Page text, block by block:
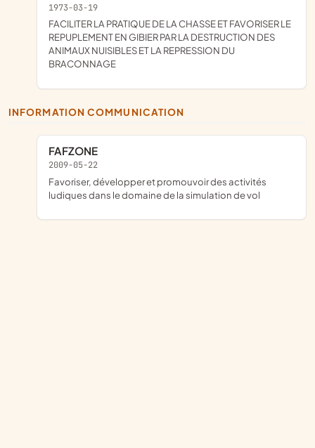
1973-03-19
FACILITER LA PRATIQUE DE LA CHASSE ET FAVORISER LE
REPUPLEMENT EN GIBIER PAR LA DESTRUCTION DES
ANIMAUX NUISIBLES ET LA REPRESSION DU
BRACONNAGE
INFORMATION COMMUNICATION
FAFZONE
2009-05-22
favoriser, développer et promouvoir des activités
ludiques dans le domaine de la simulation de vol